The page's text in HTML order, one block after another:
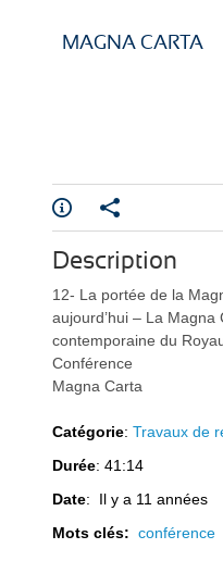
MAGNA CARTA
Description
12- La portée de la
aujourd’hui – La
contemporaine du
Conférence
Magna Carta
Catégorie:Travaux de
Durée: 41:14
Date: Il y a 11 années
Mots clés:conférence